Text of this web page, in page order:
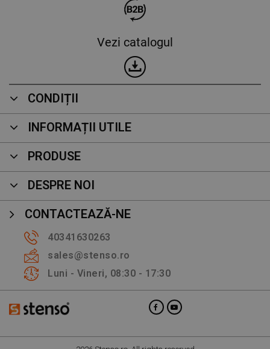
Vezi catalogul
CONDIȚII
INFORMAȚII UTILE
PRODUSE
DESPRE NOI
CONTACTEAZĂ-NE
40341630263
sales@stenso.ro
Luni - Vineri, 08:30 - 17:30